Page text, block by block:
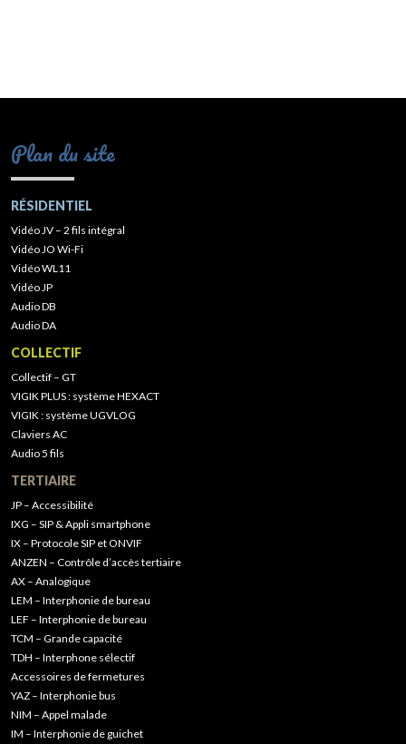
Plan du site
RÉSIDENTIEL
Vidéo JV – 2 fils intégral
Vidéo JO Wi-Fi
Vidéo WL11
Vidéo JP
Audio DB
Audio DA
COLLECTIF
Collectif – GT
VIGIK PLUS : système HEXACT
VIGIK : système UGVLOG
Claviers AC
Audio 5 fils
TERTIAIRE
JP – Accessibilité
IXG – SIP & Appli smartphone
IX – Protocole SIP et ONVIF
ANZEN – Contrôle d’accès tertiaire
AX – Analogique
LEM – Interphonie de bureau
LEF – Interphonie de bureau
TCM – Grande capacité
TDH – Interphone sélectif
Accessoires de fermetures
YAZ – Interphonie bus
NIM – Appel malade
IM – Interphonie de guichet